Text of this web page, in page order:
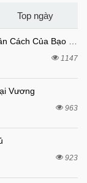
Top ngày
1147
Vương
963
923